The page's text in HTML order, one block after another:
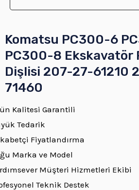
Komatsu PC300-6
PC300-8 Ekskavatör
Dişlisi 207-27-61210
71460
Kalitesi Garantili
Tedarik
Fiyatlandırma
Marka ve Model
Müşteri Hizmetleri Ekibi
Teknik Destek